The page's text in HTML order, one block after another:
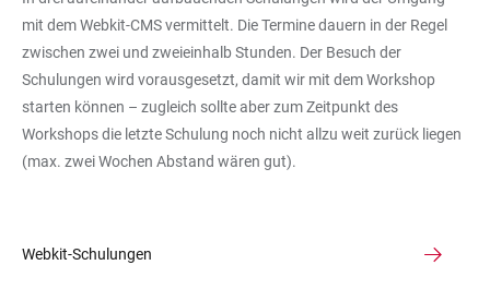
mit dem Webkit-CMS vermittelt. Die Termine dauern in der Regel
zwischen zwei und zweieinhalb Stunden. Der Besuch der
Schulungen wird vorausgesetzt, damit wir mit dem Workshop
starten können – zugleich sollte aber zum Zeitpunkt des
Workshops die letzte Schulung noch nicht allzu weit zurück liegen
(max. zwei Wochen Abstand wären gut).
Webkit-Schulungen